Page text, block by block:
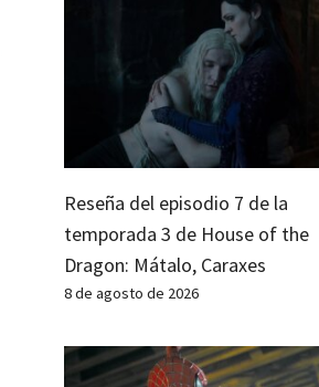
Reseña del episodio 7 de la
temporada 3 de House of the
Dragon: Mátalo, Caraxes
8 de agosto de 2026